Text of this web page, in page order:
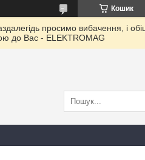
Кошик
просимо вибачення, і
до Ваc - ELEKTROMAG